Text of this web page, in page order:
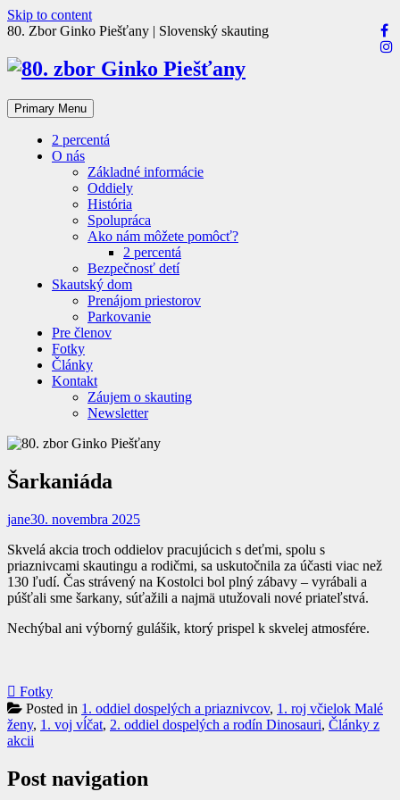
Skip to content
80. Zbor Ginko Piešťany | Slovenský skauting
Primary Menu
2 percentá
O nás
Základné informácie
Oddiely
História
Spolupráca
Ako nám môžete pomôcť?
2 percentá
Bezpečnosť detí
Skautský dom
Prenájom priestorov
Parkovanie
Pre členov
Fotky
Články
Kontakt
Záujem o skauting
Newsletter
Šarkaniáda
jane30. novembra 2025
Skvelá akcia troch oddielov pracujúcich s deťmi, spolu s
priaznivcami skautingu a rodičmi, sa uskutočnila za účasti viac než
130 ľudí. Čas strávený na Kostolci bol plný zábavy – vyrábali a
púšťali sme šarkany, súťažili a najmä utužovali nové priateľstvá.
Nechýbal ani výborný gulášik, ktorý prispel k skvelej atmosfére.
Fotky
Posted in 1. oddiel dospelých a priaznivcov, 1. roj včielok Malé
ženy, 1. voj vĺčat, 2. oddiel dospelých a rodín Dinosauri, Články z
akcii
Post navigation